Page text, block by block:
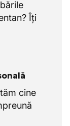
Îți
cine